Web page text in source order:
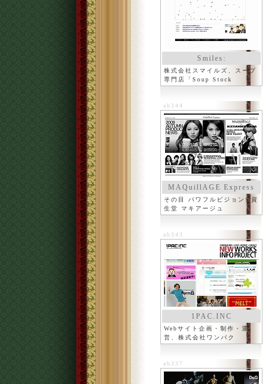
Smiles:
株式会社スマイルズ、スープ
専門店「Soup Stock
Tokyo」
ab344
MAQuillAGE Express
その目 パワフルビジョン! 資
生堂 マキアージュ
ab343
1PAC.INC
Webサイト企画・制作・運
営、株式会社ワンパク
ab337